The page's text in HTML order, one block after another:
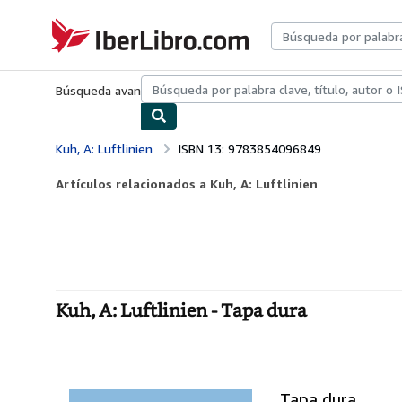
IberLibro.com
Búsqueda avanzadaColecciones Libros antiguosArte y
Kuh, A: Luftlinien ISBN 13: 9783854096849
Artículos relacionados a Kuh, A: Luftlinien
Kuh, A: Luftlinien - Tapa dura